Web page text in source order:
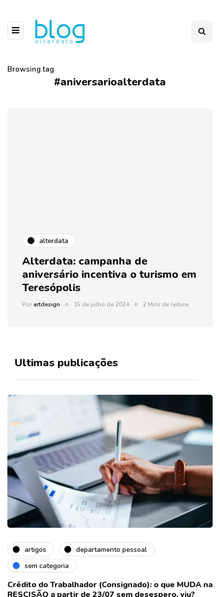
Browsing tag
#aniversarioalterdata
alterdata
Alterdata: campanha de
aniversário incentiva o turismo em
Teresópolis
Porartdesign 15 de julho de 2024 2 Mins de leitura
Ultimas publicações
artigos
departamento pessoal
sem categoria
Crédito do Trabalhador (Consignado): o que MUDA na
RESCISÃO a partir de 23/07 sem desespero, viu?